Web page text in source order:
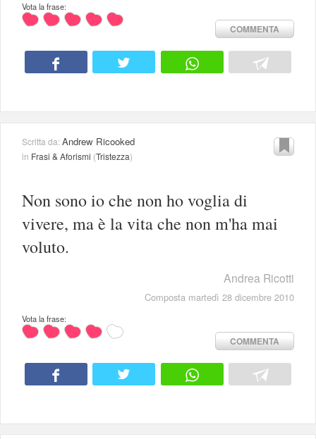
Vota la frase:
COMMENTA
Scritta da:Andrew Ricooked
in Frasi & Aforismi (Tristezza)
Non sono io che non ho voglia di
vivere, ma è la vita che non m'ha mai
voluto.
Andrea Ricotti
Composta martedì 28 dicembre 2010
Vota la frase:
COMMENTA